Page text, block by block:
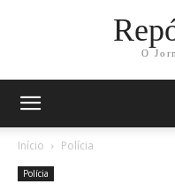
O
Início Polícia
Polícia